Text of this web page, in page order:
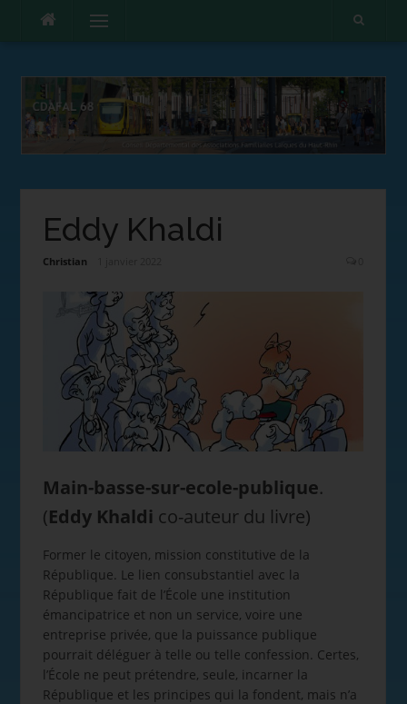
Menu
Eddy Khaldi
Christian
Main-basse-sur-ecole-publique.
(Eddy Khaldi co-auteur du livre)
Former le citoyen, mission constitutive de la
République. Le lien consubstantiel avec la
République fait de l’École une institution
émancipatrice et non un service, voire une
entreprise privée, que la puissance publique
pourrait déléguer à telle ou telle confession. Certes,
l’École ne peut prétendre, seule, incarner la
République et les principes qui la fondent, mais n’a